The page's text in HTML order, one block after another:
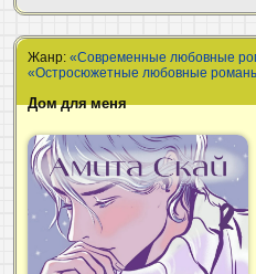
Жанр:«Современные любовные
«Остросюжетные любовные
Дом для меня